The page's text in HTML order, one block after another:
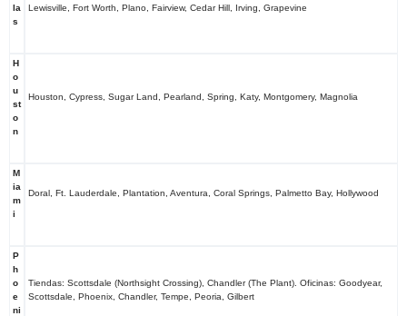
la
s
Lewisville, Fort Worth, Plano, Fairview, Cedar Hill, Irving, Grapevine
H
o
u
st
o
n
Houston, Cypress, Sugar Land, Pearland, Spring, Katy, Montgomery, Magnolia
M
ia
m
i
Doral, Ft. Lauderdale, Plantation, Aventura, Coral Springs, Palmetto Bay, Hollywood
P
h
o
e
ni
Tiendas: Scottsdale (Northsight Crossing), Chandler (The Plant). Oficinas: Goodyear,
Scottsdale, Phoenix, Chandler, Tempe, Peoria, Gilbert